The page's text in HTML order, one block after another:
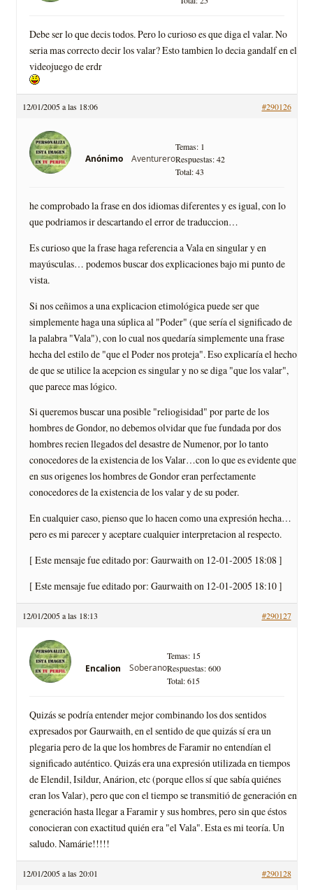
Debe ser lo que decis todos. Pero lo curioso es que diga el valar. No
seria mas correcto decir los valar? Esto tambien lo decia gandalf en el
videojuego de erdr
12/01/2005 a las 18:06 #290126
Anónimo Aventurero
Temas: 1
Respuestas: 42
Total: 43
he comprobado la frase en dos idiomas diferentes y es igual, con lo
que podriamos ir descartando el error de traduccion…
Es curioso que la frase haga referencia a Vala en singular y en
mayúsculas… podemos buscar dos explicaciones bajo mi punto de
vista.
Si nos ceñimos a una explicacion etimológica puede ser que
simplemente haga una súplica al "Poder" (que serí­a el significado de
la palabra "Vala"), con lo cual nos quedarí­a simplemente una frase
hecha del estilo de "que el Poder nos proteja". Eso explicarí­a el hecho
de que se utilice la acepcion es singular y no se diga "que los valar",
que parece mas lógico.
Si queremos buscar una posible "reliogisidad" por parte de los
hombres de Gondor, no debemos olvidar que fue fundada por dos
hombres recien llegados del desastre de Numenor, por lo tanto
conocedores de la existencia de los Valar…con lo que es evidente que
en sus origenes los hombres de Gondor eran perfectamente
conocedores de la existencia de los valar y de su poder.
En cualquier caso, pienso que lo hacen como una expresión hecha…
pero es mi parecer y aceptare cualquier interpretacion al respecto.
[ Este mensaje fue editado por: Gaurwaith on 12-01-2005 18:08 ]
[ Este mensaje fue editado por: Gaurwaith on 12-01-2005 18:10 ]
12/01/2005 a las 18:13 #290127
Encalion Soberano
Temas: 15
Respuestas: 600
Total: 615
Quizás se podrí­a entender mejor combinando los dos sentidos
expresados por Gaurwaith, en el sentido de que quizás sí­ era un
plegaria pero de la que los hombres de Faramir no entendí­an el
significado auténtico. Quizás era una expresión utilizada en tiempos
de Elendil, Isildur, Anárion, etc (porque ellos sí­ que sabí­a quiénes
eran los Valar), pero que con el tiempo se transmitió de generación en
generación hasta llegar a Faramir y sus hombres, pero sin que éstos
conocieran con exactitud quién era "el Vala". Esta es mi teorí­a. Un
saludo. Namárie!!!!!
12/01/2005 a las 20:01 #290128